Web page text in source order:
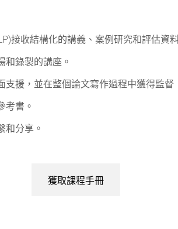
接收結構化的講義、案例研究和評估資
和錄製的講座。
支援，並在整個論文寫作過程中獲得監督
考書。
和分享。
獲取課程手冊